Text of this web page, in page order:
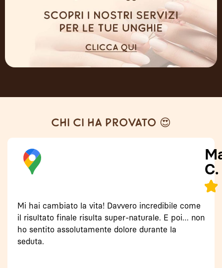
Chi ci ha provato 😍
C.
Mi hai cambiato la vita! Davvero incredibile come
il risultato finale risulta super-naturale. E poi… non
ho sentito assolutamente dolore durante la
seduta.